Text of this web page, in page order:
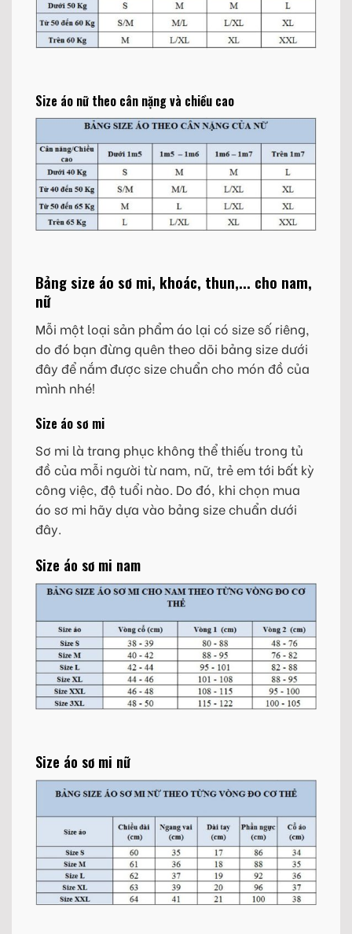
Size áo nữ theo cân nặng và chiều cao
Bảng size áo sơ mi, khoác, thun,... cho nam,
nữ
Mỗi một loại sản phẩm áo lại có size số riêng,
do đó bạn đừng quên theo dõi bảng size dưới
đây để nắm được size chuẩn cho món đồ của
mình nhé!
Size áo sơ mi
Sơ mi là trang phục không thể thiếu trong tủ
đồ của mỗi người từ nam, nữ, trẻ em tới bất kỳ
công việc, độ tuổi nào. Do đó, khi chọn mua
áo sơ mi hãy dựa vào bảng size chuẩn dưới
đây.
Size áo sơ mi nam
Size áo sơ mi nữ